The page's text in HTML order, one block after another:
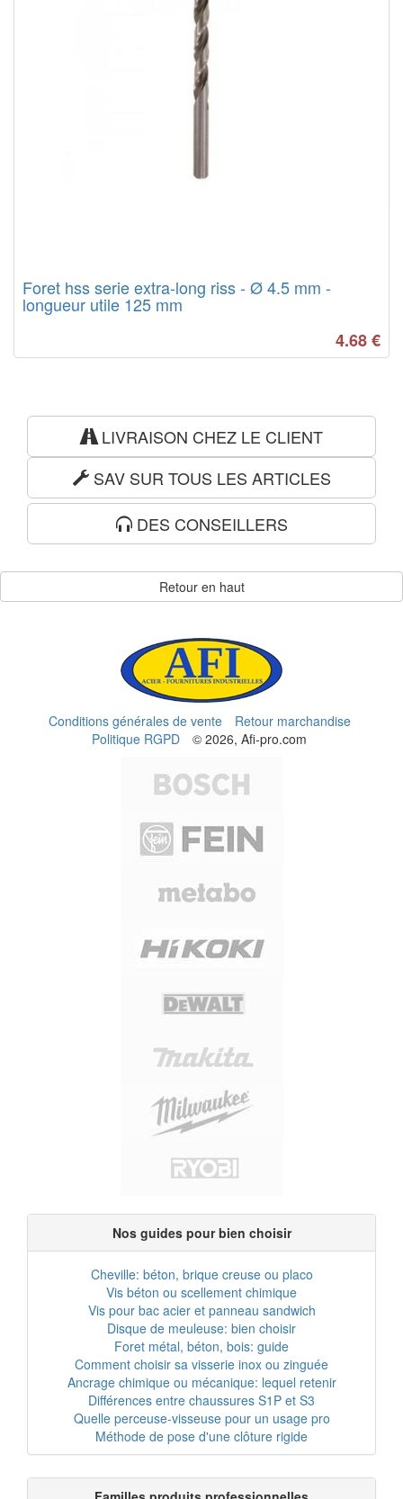
Foret hss serie extra-long riss - Ø 4.5 mm -
longueur utile 125 mm
4.68€
LIVRAISON CHEZ LE CLIENT
SAV SUR TOUS LES ARTICLES
DES CONSEILLERS
Retour en haut
Conditions générales de vente
Retour marchandise
Politique RGPD
© 2026, Afi-pro.com
Nos guides pour bien choisir
Cheville: béton, brique creuse ou placo
Vis béton ou scellement chimique
Vis pour bac acier et panneau sandwich
Disque de meuleuse: bien choisir
Foret métal, béton, bois: guide
Comment choisir sa visserie inox ou zinguée
Ancrage chimique ou mécanique: lequel retenir
Différences entre chaussures S1P et S3
Quelle perceuse-visseuse pour un usage pro
Méthode de pose d'une clôture rigide